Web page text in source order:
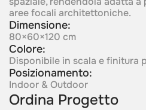
aree focali architettoniche.
Dimensione:
80×60×120 cm
Colore:
Disponibile in scala e finitura
Posizionamento:
Indoor & Outdoor
Ordina Progetto